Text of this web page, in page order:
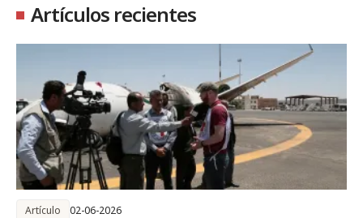
Artículos recientes
Artículo 02-06-2026